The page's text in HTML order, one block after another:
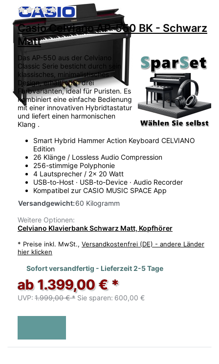
Zu diesem Produkt liegen noch keine
Casio Celviano AP-550 BK - Schwarz
Matt
Das AP-550 aus der Celviano
Classic Serie besticht durch sein
klassisches, minimalistisches
Design, erhältlich in drei
Farbvarianten, ideal für Puristen. Es
kombiniert eine einfache Bedienung
mit einer innovativen Hybridtastatur
und liefert einen harmonischen
Klang .
Smart Hybrid Hammer Action Keyboard CELVIANO
Edition
26 Klänge / Lossless Audio Compression
256-stimmige Polyphonie
4 Lautsprecher / 2x 20 Watt
USB-to-Host · USB-to-Device · Audio Recorder
Kompatibel zur CASIO MUSIC SPACE App
Versandgewicht:60 Kilogramm
Weitere Optionen:
Celviano Klavierbank Schwarz Matt, Kopfhörer
* Preise inkl. MwSt., Versandkostenfrei (DE) - andere Länder
hier klicken
Sofort versandfertig - Lieferzeit 2-5 Tage
ab 1.399,00 € *
UVP: 1.999,00 € * Sie sparen: 600,00 €